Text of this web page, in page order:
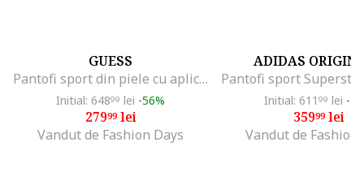
GUESS
Pantofi sport din piele cu aplicatie logo, Alb/Negru
Initial: 64899 lei -56%
27999lei
Vandut de Fashion Days
ADIDAS
Initial: 611 99 lei -
35999lei
Vandut de Fashion